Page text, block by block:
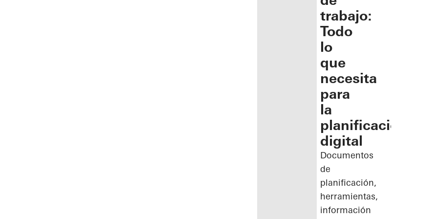
trabajo:
Todo
lo
que
necesita
para
la
planificación
digital
Documentos
de
planificación,
herramientas,
información